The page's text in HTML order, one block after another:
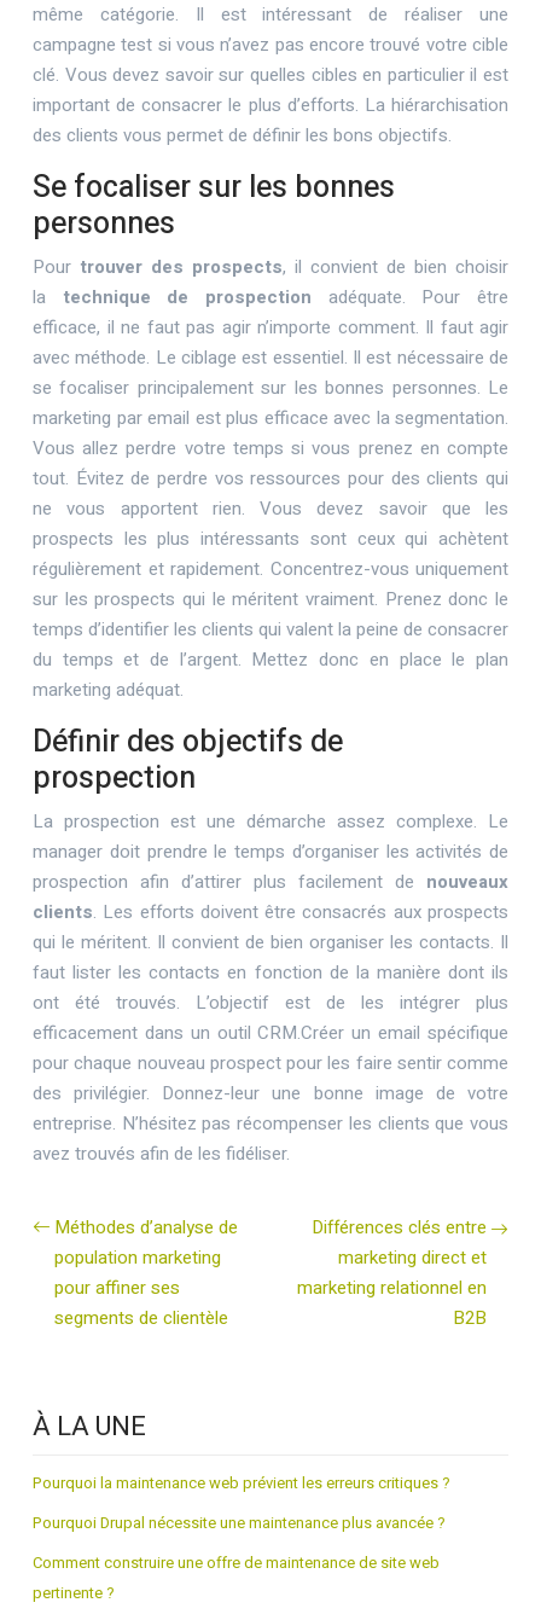
même catégorie. Il est intéressant de réaliser une
campagne test si vous n’avez pas encore trouvé votre cible
clé. Vous devez savoir sur quelles cibles en particulier il est
important de consacrer le plus d’efforts. La hiérarchisation
des clients vous permet de définir les bons objectifs.
Se focaliser sur les bonnes
personnes
Pour trouver des prospects, il convient de bien choisir
la technique de prospection adéquate. Pour être
efficace, il ne faut pas agir n’importe comment. Il faut agir
avec méthode. Le ciblage est essentiel. Il est nécessaire de
se focaliser principalement sur les bonnes personnes. Le
marketing par email est plus efficace avec la segmentation.
Vous allez perdre votre temps si vous prenez en compte
tout. Évitez de perdre vos ressources pour des clients qui
ne vous apportent rien. Vous devez savoir que les
prospects les plus intéressants sont ceux qui achètent
régulièrement et rapidement. Concentrez-vous uniquement
sur les prospects qui le méritent vraiment. Prenez donc le
temps d’identifier les clients qui valent la peine de consacrer
du temps et de l’argent. Mettez donc en place le plan
marketing adéquat.
Définir des objectifs de
prospection
La prospection est une démarche assez complexe. Le
manager doit prendre le temps d’organiser les activités de
prospection afin d’attirer plus facilement de nouveaux
clients. Les efforts doivent être consacrés aux prospects
qui le méritent. Il convient de bien organiser les contacts. Il
faut lister les contacts en fonction de la manière dont ils
ont été trouvés. L’objectif est de les intégrer plus
efficacement dans un outil CRM.Créer un email spécifique
pour chaque nouveau prospect pour les faire sentir comme
des privilégier. Donnez-leur une bonne image de votre
entreprise. N’hésitez pas récompenser les clients que vous
avez trouvés afin de les fidéliser.
Méthodes d’analyse de
population marketing
pour affiner ses
segments de clientèle
Différences clés entre
marketing direct et
marketing relationnel en
B2B
À LA UNE
Pourquoi la maintenance web prévient les erreurs critiques ?
Pourquoi Drupal nécessite une maintenance plus avancée ?
Comment construire une offre de maintenance de site web
pertinente ?